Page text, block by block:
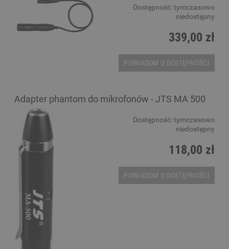
Dostępność: tymczasowo
niedostępny
339,00 zł
POWIADOM O DOSTĘPNOŚCI
Adapter phantom do mikrofonów - JTS MA 500
Dostępność: tymczasowo
niedostępny
118,00 zł
POWIADOM O DOSTĘPNOŚCI